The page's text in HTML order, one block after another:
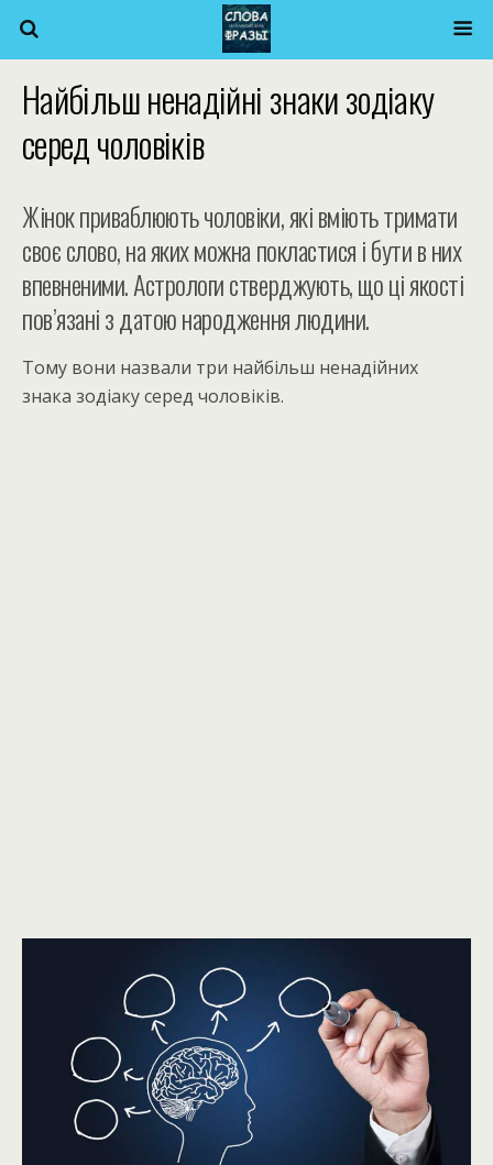
Найбільш ненадійні знаки зодіаку
серед чоловіків
Жінок приваблюють чоловіки, які вміють тримати
своє слово, на яких можна покластися і бути в них
впевненими. Астрологи стверджують, що ці якості
пов’язані з датою народження людини.
Тому вони назвали три найбільш ненадійних
знака зодіаку серед чоловіків.